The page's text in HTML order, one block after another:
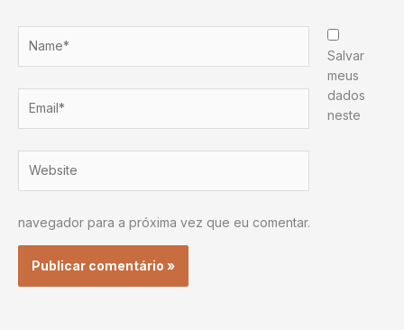
Salvar
meus
dados
neste
navegador para a próxima vez que eu comentar.